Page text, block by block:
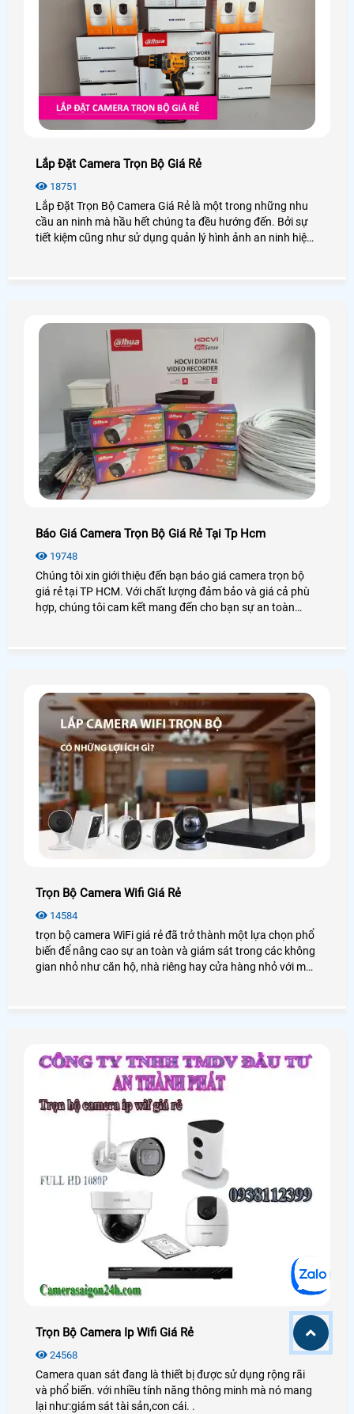
Lắp Đặt Camera Trọn Bộ Giá Rẻ
18751
Lắp Đặt Trọn Bộ Camera Giá Rẻ là một trong những nhu
cầu an ninh mà hầu hết chúng ta đều hướng đến. Bởi sự
tiết kiệm cũng như sử dụng quản lý hình ảnh an ninh hiệu
Báo Giá Camera Trọn Bộ Giá Rẻ Tại Tp Hcm
19748
Chúng tôi xin giới thiệu đến bạn báo giá camera trọn bộ
giá rẻ tại TP HCM. Với chất lượng đảm bảo và giá cả phù
hợp, chúng tôi cam kết mang đến cho bạn sự an toàn
Trọn Bộ Camera Wifi Giá Rẻ
14584
trọn bộ camera WiFi giá rẻ đã trở thành một lựa chọn phổ
biến để nâng cao sự an toàn và giám sát trong các không
gian nhỏ như căn hộ, nhà riêng hay cửa hàng nhỏ với mức
Trọn Bộ Camera Ip Wifi Giá Rẻ
24568
Camera quan sát đang là thiết bị được sử dụng rộng rãi
và phổ biến. với nhiều tính năng thông minh mà nó mang
lại như:giám sát tài sản,con cái. .